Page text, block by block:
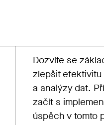
Dozvíte se
zlepšit
a analýzy dat.
začít s
úspěch v tomto